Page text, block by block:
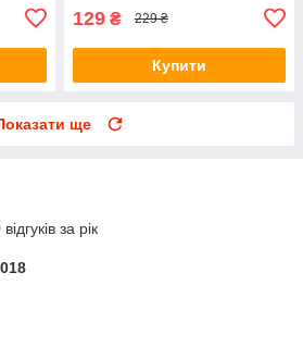
129 ₴ 229 ₴
Купити
ще
за рік